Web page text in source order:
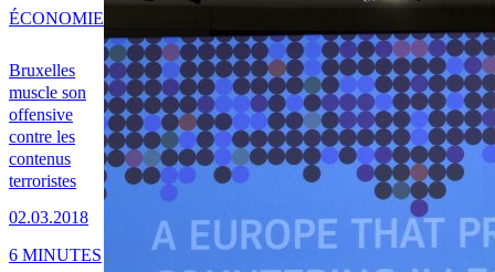
Bruxelles
muscle son
offensive
contre les
contenus
terroristes
02.03.2018
ÉCONOMIE
6 MINUTES